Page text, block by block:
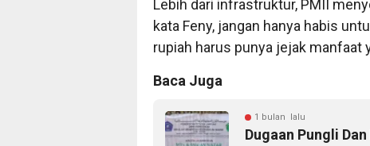
Lebih dari infrastruktur, PMII
kata Feny, jangan hanya habis
rupiah harus punya jejak manfaat
Baca Juga
1 bulan lalu
Dugaan Pungli